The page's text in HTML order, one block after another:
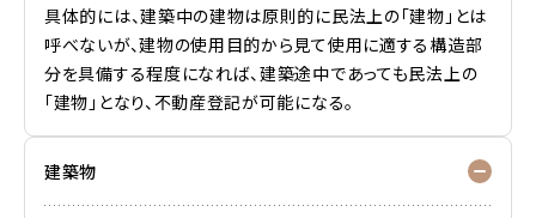
具体的には、建築中の建物は原則的に民法上の「建物」とは
呼べないが、建物の使用目的から見て使用に適する構造部
分を具備する程度になれば、建築途中であっても民法上の
「建物」となり、不動産登記が可能になる。
建築物